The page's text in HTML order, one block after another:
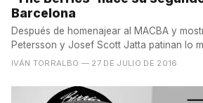
Barcelona
Después de homenajear al MACBA y
Petersson y Josef Scott Jatta patinan lo
IVÁN TORRALBO — 27 DE JULIO DE 2016